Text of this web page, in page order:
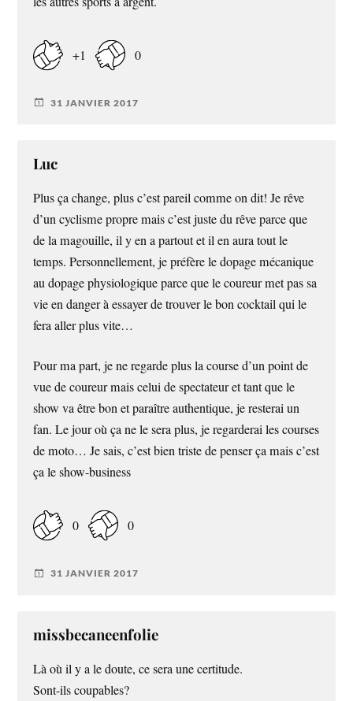
+1 0
31 JANVIER 2017
Luc
Plus ça change, plus c’est pareil comme on dit! Je rêve
d’un cyclisme propre mais c’est juste du rêve parce que
de la magouille, il y en a partout et il en aura tout le
temps. Personnellement, je préfère le dopage mécanique
au dopage physiologique parce que le coureur met pas sa
vie en danger à essayer de trouver le bon cocktail qui le
fera aller plus vite…
Pour ma part, je ne regarde plus la course d’un point de
vue de coureur mais celui de spectateur et tant que le
show va être bon et paraître authentique, je resterai un
fan. Le jour où ça ne le sera plus, je regarderai les courses
de moto… Je sais, c’est bien triste de penser ça mais c’est
ça le show-business
0 0
31 JANVIER 2017
missbecaneenfolie
Là où il y a le doute, ce sera une certitude.
Sont-ils coupables?